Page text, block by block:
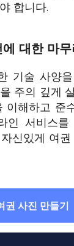
합니다.
대한 마
기술 사양
주의 깊게
이해하고 준
인 서비스를
신있게 여
권 사진 만들기